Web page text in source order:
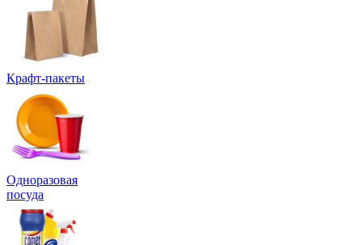
Крафт-пакеты
Одноразовая
посуда